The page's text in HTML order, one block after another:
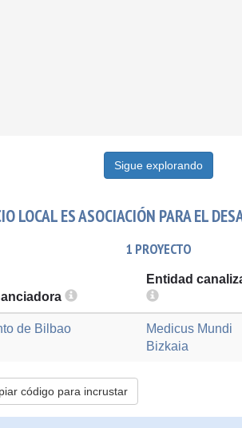
Sigue explorando
LOCAL ES ASOCIACIÓN PARA EL
1 PROYECTO
Entidad
de Bilbao
Medicus Mundi
Bizkaia
código para incrustar